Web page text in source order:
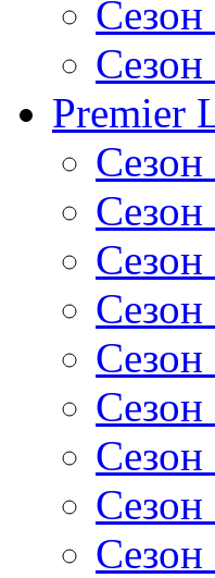
Сезон
Сезон
Premier
Сезон
Сезон
Сезон
Сезон
Сезон
Сезон